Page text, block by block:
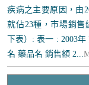
疾病之主要原因，由
就佔23種，市場銷售
下表）: 表一 : 2003
名 藥品名 銷售額 2...